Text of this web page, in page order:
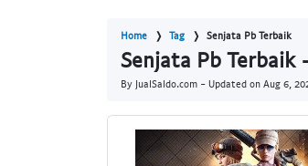
Home Tag Senjata Pb Terbaik
Senjata Pb Terbaik
By JualSaldo.com - Updated on Aug 6,